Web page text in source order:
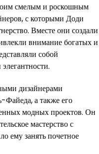
смелым и роскошным
с которыми Доди
Вместе они создали
внимание богатых и
собой
дизайнерами
Файеда, а также его
модных проектов. Он
мастерство с
ему занять почетное